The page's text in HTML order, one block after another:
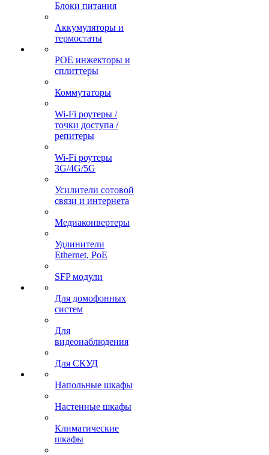
Блоки питания
Аккумуляторы и
термостаты
POE инжекторы и
сплиттеры
Коммутаторы
Wi-Fi роутеры /
точки доступа /
репитеры
Wi-Fi роутеры
3G/4G/5G
Усилители сотовой
связи и интернета
Медиаконвертеры
Удлинители
Ethernet, PoE
SFP модули
Для домофонных
систем
Для
видеонаблюдения
Для СКУД
Напольные шкафы
Настенные шкафы
Климатические
шкафы